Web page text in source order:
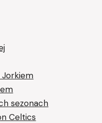
Jorkiem
sezonach
Celtics